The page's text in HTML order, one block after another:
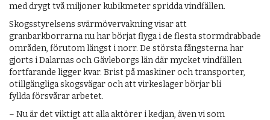
med drygt två miljoner kubikmeter spridda vindfällen.
Skogsstyrelsens svärmövervakning visar att
granbarkborrarna nu har börjat flyga i de flesta stormdrabbade
områden, förutom längst i norr. De största fångsterna har
gjorts i Dalarnas och Gävleborgs län där mycket vindfällen
fortfarande ligger kvar. Brist på maskiner och transporter,
otillgängliga skogsvägar och att virkeslager börjar bli
fyllda försvårar arbetet.
– Nu är det viktigt att alla aktörer i kedjan, även vi som